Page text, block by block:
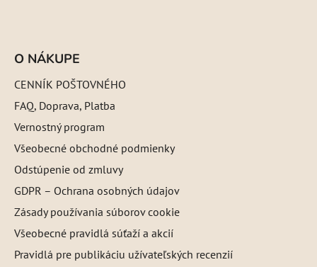
O NÁKUPE
CENNÍK POŠTOVNÉHO
FAQ, Doprava, Platba
Vernostný program
Všeobecné obchodné podmienky
Odstúpenie od zmluvy
GDPR – Ochrana osobných údajov
Zásady používania súborov cookie
Všeobecné pravidlá súťaží a akcií
Pravidlá pre publikáciu užívateľských recenzií